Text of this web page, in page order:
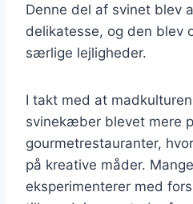
Denne del af svinet blev
delikatesse, og den blev
særlige lejligheder.
I takt med at
svinekæber blevet mere
gourmetrestauranter,
på kreative måder.
eksperimenterer med